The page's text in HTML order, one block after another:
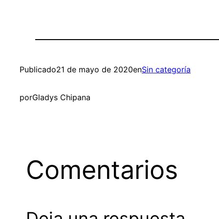
Publicado21 de mayo de 2020enSin categoría
porGladys Chipana
Comentarios